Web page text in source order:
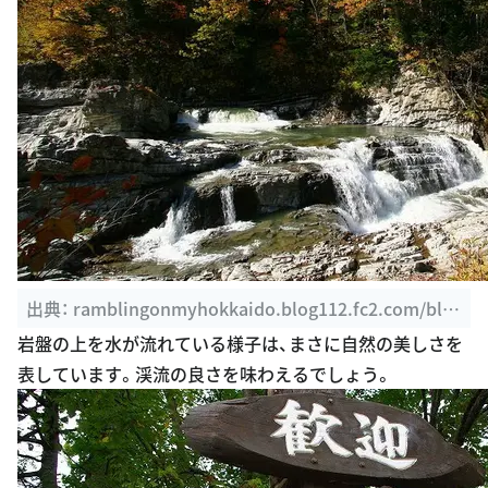
出典： ramblingonmyhokkaido.blog112.fc2.com/blo
g-entry-107.html
岩盤の上を水が流れている様子は、まさに自然の美しさを
表しています。渓流の良さを味わえるでしょう。